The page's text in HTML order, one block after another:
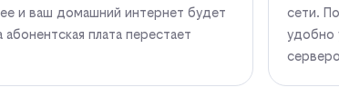
и ваш домашний интернет будет
плата перестает
сети.
удобно